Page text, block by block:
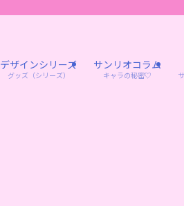
デザインシリーズ
グッズ（シリーズ）
サンリオコラム
キャラの秘密♡